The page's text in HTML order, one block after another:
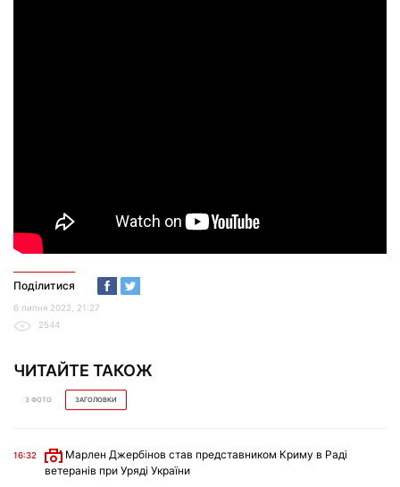
Поділитися
6 липня 2022, 21:27
2544
ЧИТАЙТЕ ТАКОЖ
З ФОТО ЗАГОЛОВКИ
16:32
Марлен Джербінов став представником Криму в Раді
ветеранів при Уряді України